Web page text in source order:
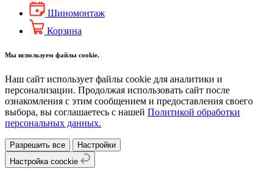
Шиномонтаж
Корзина
Мы используем файлы cookie.
Наш сайт использует файлы cookie для аналитики и
персонализации. Продолжая использовать сайт после
ознакомления с этим сообщением и предоставления своего
выбора, вы соглашаетесь с нашей Политикой обработки
персональных данных.
Разрешить все
Настройки
Настройка coockie